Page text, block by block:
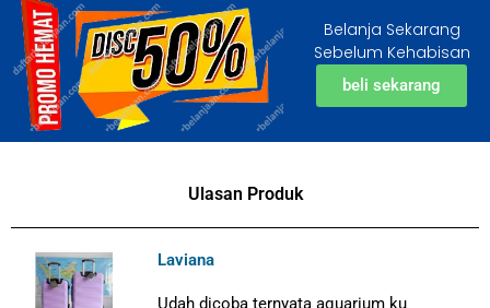
Belanja Sekarang
Sebelum Kehabisan
beli sekarang
Ulasan Produk
Laviana
Udah dicoba ternyata aquarium ku